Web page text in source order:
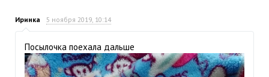
Иринка 5 ноября 2019, 10:14
Посылочка поехала дальше